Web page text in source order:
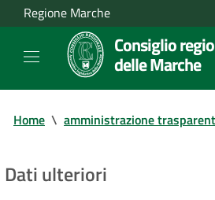
Regione Marche
Consiglio
delle Marche
Home \ amministrazione
Dati ulteriori